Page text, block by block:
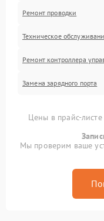
Ремонт проводки
Техническое
Ремонт контроллера
Замена зарядного порта
Цены в прайс-
Мы проверим ваше